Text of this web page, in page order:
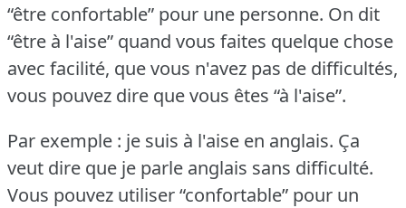
“être confortable” pour une personne. On dit
“être à l'aise” quand vous faites quelque chose
avec facilité, que vous n'avez pas de difficultés,
vous pouvez dire que vous êtes “à l'aise”.
Par exemple : je suis à l'aise en anglais. Ça
veut dire que je parle anglais sans difficulté.
Vous pouvez utiliser “confortable” pour un